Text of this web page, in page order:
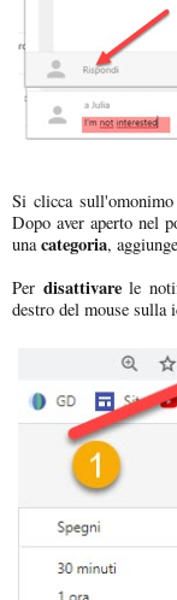
Si clicca
Dopo aver aperto nel
unacategoria,
Per disattivarele
destro del mouse sulla